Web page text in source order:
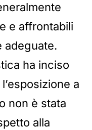
e affrontabili
adeguate.
ha inciso
a
non è stata
alla